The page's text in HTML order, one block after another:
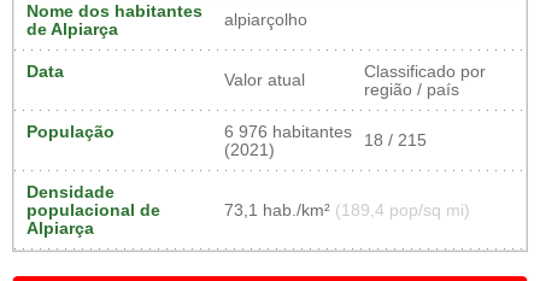
Nome dos habitantes
de Alpiarça
alpiarçolho
Data Valor atual
Classificado por
região / país
População
6 976 habitantes
(2021)
18 / 215
Densidade
populacional de
Alpiarça
73,1 hab./km² (189,4 pop/sq mi)